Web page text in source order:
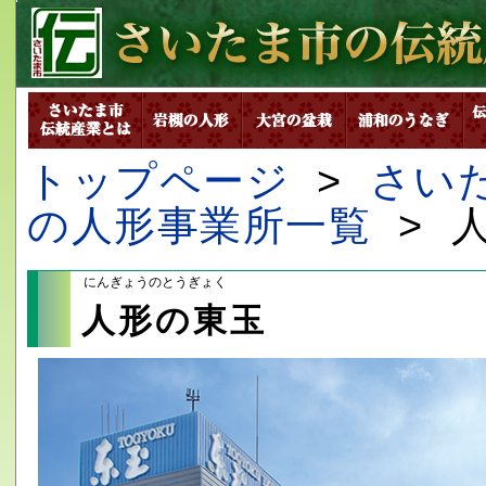
トップページ >
さい
の人形事業所一覧 >
にんぎょうのとうぎょく
人形の東玉